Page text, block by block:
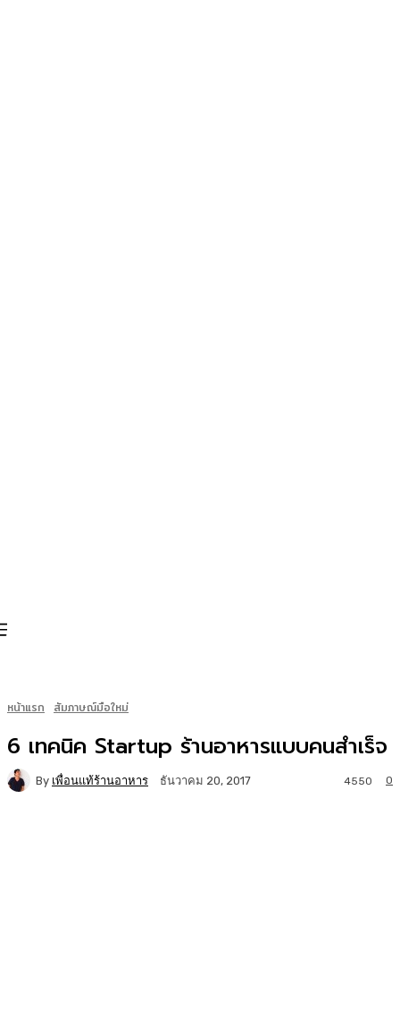
หน้าแรก สัมภาษณ์มือใหม่
6 เทคนิค Startup ร้านอาหารแบบคนสำเร็จ
By เพื่อนแท้ร้านอาหาร ธันวาคม 20, 2017 0
4550